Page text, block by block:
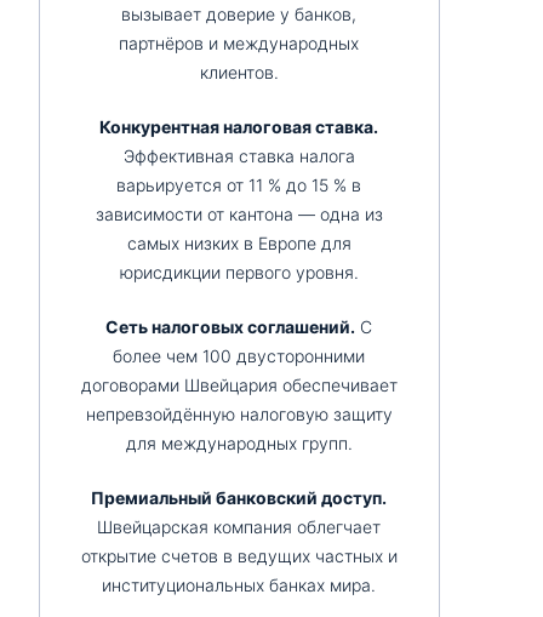
вызывает доверие у банков,
партнёров и международных
клиентов.
Конкурентная налоговая ставка.
Эффективная ставка налога
варьируется от 11 % до 15 % в
зависимости от кантона — одна из
самых низких в Европе для
юрисдикции первого уровня.
Сеть налоговых соглашений. С
более чем 100 двусторонними
договорами Швейцария обеспечивает
непревзойдённую налоговую защиту
для международных групп.
Премиальный банковский доступ.
Швейцарская компания облегчает
открытие счетов в ведущих частных и
институциональных банках мира.